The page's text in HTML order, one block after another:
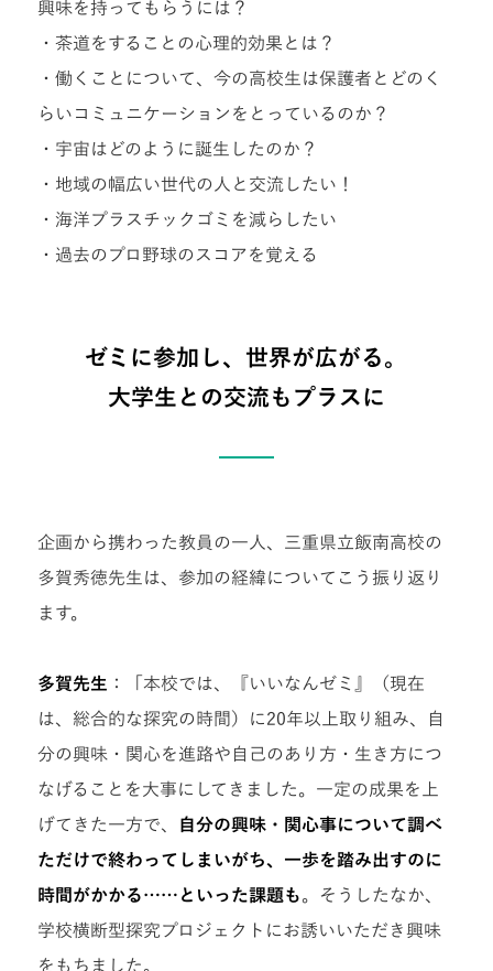
興味を持ってもらうには？
・茶道をすることの心理的効果とは？
・働くことについて、今の高校生は保護者とどのく
らいコミュニケーションをとっているのか？
・宇宙はどのように誕生したのか？
・地域の幅広い世代の人と交流したい！
・海洋プラスチックゴミを減らしたい
・過去のプロ野球のスコアを覚える
ゼミに参加し、世界が広がる。
大学生との交流もプラスに
企画から携わった教員の一人、三重県立飯南高校の
多賀秀徳先生は、参加の経緯についてこう振り返り
ます。
多賀先生 ：「本校では、『いいなんゼミ』
（現在
は、総合的な探究の時間）
に20年以上取り組み、自
分の興味・関心を進路や自己のあり方・生き方につ
なげることを大事にしてきました。一定の成果を上
げてきた一方で、
自分の興味・関心事について調べ
ただけで終わってしまいがち、一歩を踏み出すのに
時間がかかる……といった課題も。そうしたなか、
学校横断型探究プロジェクトにお誘いいただき興味
をもちました。